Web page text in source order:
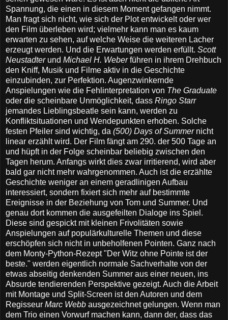
Spannung, die einen in diesem Moment gefangen nimmt.
Man fragt sich nicht, wie sich der Plot entwickelt oder wer
den Film überleben wird; vielmehr kann man es kaum
erwarten zu sehen, auf welche Weise die weiteren Lacher
erzeugt werden. Und die Erwartungen werden erfüllt. Scott
Neustadter und Michael H. Weberführen in ihrem Drehbuch
den Kniff, Musik und Filme aktiv in die Geschichte
einzubinden, zur Perfektion. Augenzwinkernde
Anspielungen wie die Fehlinterpretation von The Graduate
oder die scheinbare Unmöglichkeit, dass Ringo Starr
jemandes Lieblingsbeatle sein kann, werden zu
Konfliktsituationen und Wendepunkten erhoben. Solche
festen Pfeiler sind wichtig, da (500) Days of Summernicht
linear erzählt wird. Der Film fängt am 290. der 500 Tage an
und hüpft in der Folge scheinbar beliebig zwischen den
Tagen herum. Anfangs wirkt dies zwar irritierend, wird aber
bald gar nicht mehr wahrgenommen. Auch ist die erzählte
Geschichte weniger an einem geradlinigen Aufbau
interessiert, sondern fixiert sich mehr auf bestimmte
Ereignisse in der Beziehung von Tom und Summer. Und
genau dort kommen die ausgefeilten Dialoge ins Spiel.
Diese sind gespickt mit kleinen Frivolitäten sowie
Anspielungen auf populärkulturelle Themen und diese
erschöpfen sich nicht in unbeholfenen Pointen. Ganz nach
dem Monty-Python-Rezept "Der Witz ohne Pointe ist der
beste." werden eigentlich normale Sachverhalte von der
etwas abseitig denkenden Summer aus einer neuen, ins
Absurde tendierenden Perspektive gezeigt. Auch die Arbeit
mit Montage und Split-Screen ist den Autoren und dem
Regisseur Marc Webb ausgezeichnet gelungen. Wenn man
dem Trio einen Vorwurf machen kann, dann der, dass das